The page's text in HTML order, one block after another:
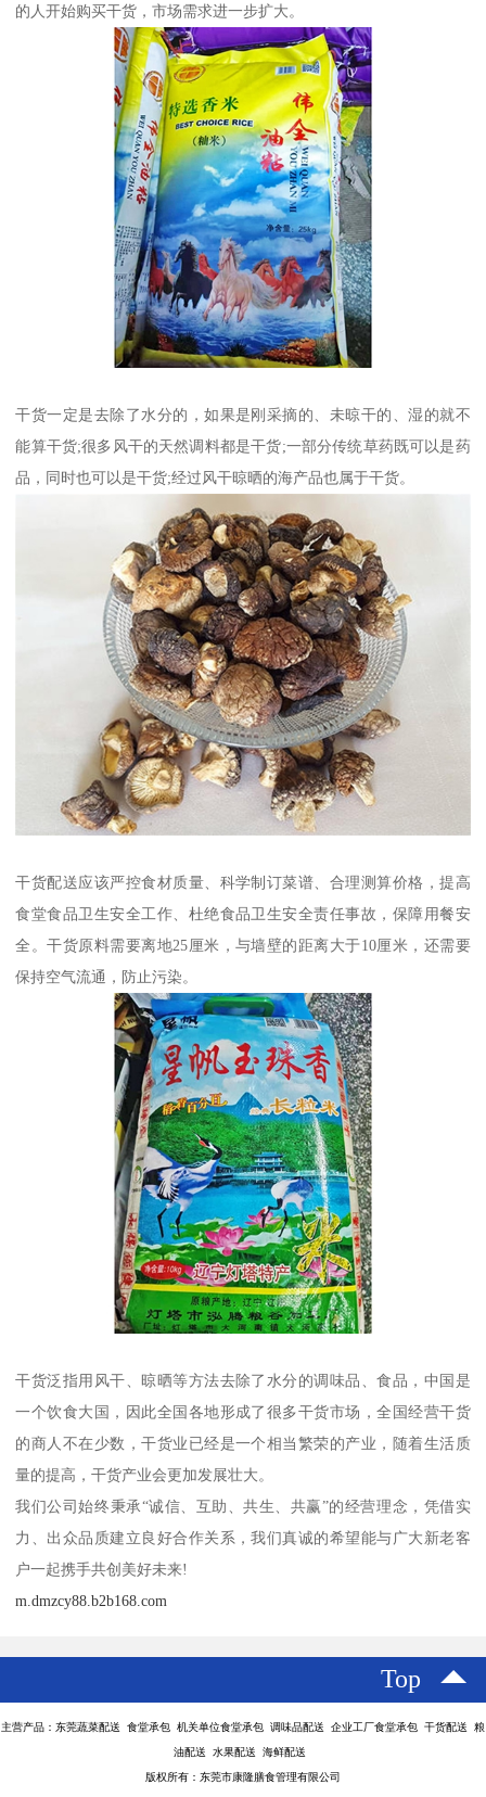
的人开始购买干货，市场需求进一步扩大。
干货一定是去除了水分的，如果是刚采摘的、未晾干的、湿的就不
能算干货;很多风干的天然调料都是干货;一部分传统草药既可以是药
品，同时也可以是干货;经过风干晾晒的海产品也属于干货。
干货配送应该严控食材质量、科学制订菜谱、合理测算价格，提高
食堂食品卫生安全工作、杜绝食品卫生安全责任事故，保障用餐安
全。干货原料需要离地25厘米，与墙壁的距离大于10厘米，还需要
保持空气流通，防止污染。
干货泛指用风干、晾晒等方法去除了水分的调味品、食品，中国是
一个饮食大国，因此全国各地形成了很多干货市场，全国经营干货
的商人不在少数，干货业已经是一个相当繁荣的产业，随着生活质
量的提高，干货产业会更加发展壮大。
我们公司始终秉承“诚信、互助、共生、共赢”的经营理念，凭借实
力、出众品质建立良好合作关系，我们真诚的希望能与广大新老客
户一起携手共创美好未来!
m.dmzcy88.b2b168.com
Top
主营产品：东莞蔬菜配送 食堂承包 机关单位食堂承包 调味品配送 企业工厂食堂承包 干货配送 粮
油配送 水果配送 海鲜配送
版权所有：东莞市康隆膳食管理有限公司